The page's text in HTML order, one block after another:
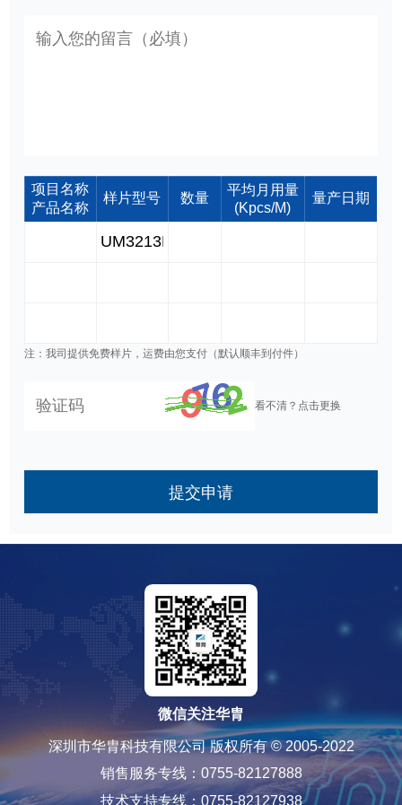
项目名称
产品名称
样片型号 数量
平均月用量
(Kpcs/M)
量产日期
注：我司提供免费样片，运费由您支付（默认顺丰到付件）
看不清？点击更换
提交申请
微信关注华胄
深圳市华胄科技有限公司 版权所有 © 2005-2022
销售服务专线：0755-82127888
技术支持专线：0755-82127938